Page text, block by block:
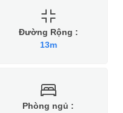
Đường Rộng :
13m
Phòng ngủ :